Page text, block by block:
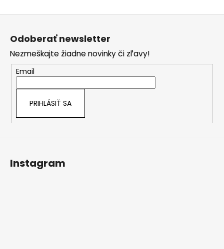
Z
Odoberať newsletter
Nezmeškajte žiadne novinky či zľavy!
Email
PRIHLÁSIŤ SA
Instagram